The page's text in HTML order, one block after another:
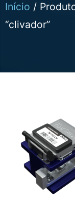
Início /
“clivador”